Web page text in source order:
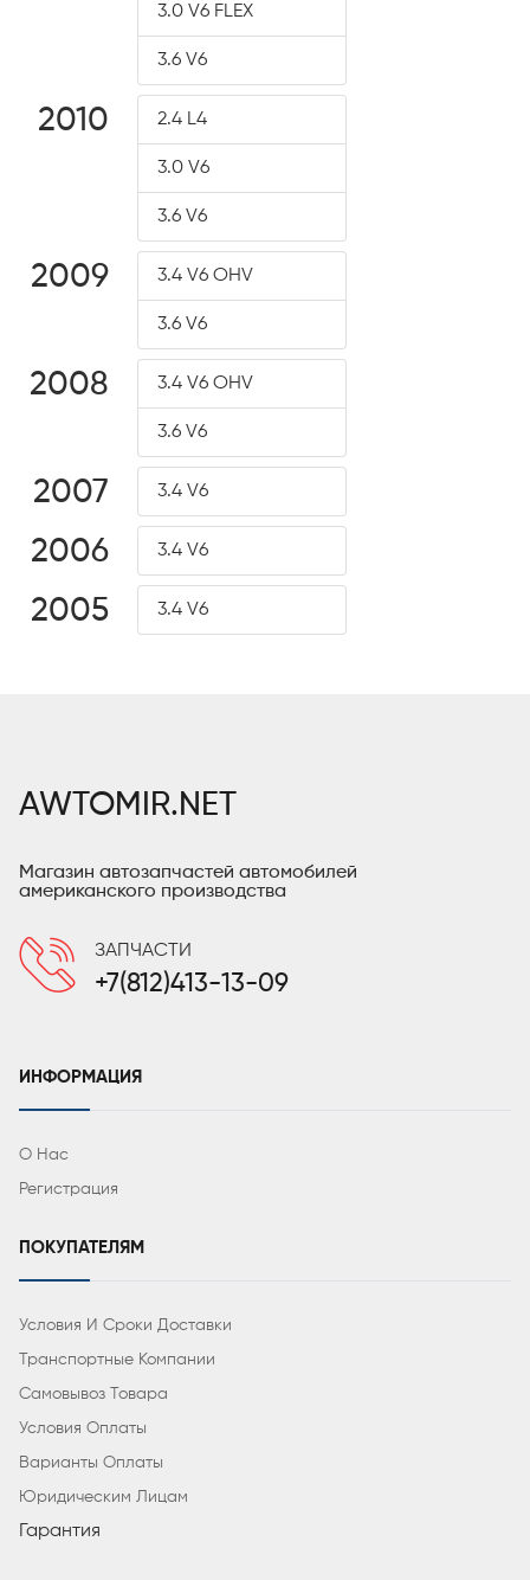
3.0 V6 FLEX
3.6 V6
2010 2.4 L4
3.0 V6
3.6 V6
2009 3.4 V6 OHV
3.6 V6
2008 3.4 V6 OHV
3.6 V6
2007 3.4 V6
2006 3.4 V6
2005 3.4 V6
AWTOMIR.NET
Магазин автозапчастей автомобилей
американского производства
ЗАПЧАСТИ
+7(812)413-13-09
ИНФОРМАЦИЯ
О Нас
Регистрация
ПОКУПАТЕЛЯМ
Условия И Сроки Доставки
Транспортные Компании
Самовывоз Товара
Условия Оплаты
Варианты Оплаты
Юридическим Лицам
Гарантия